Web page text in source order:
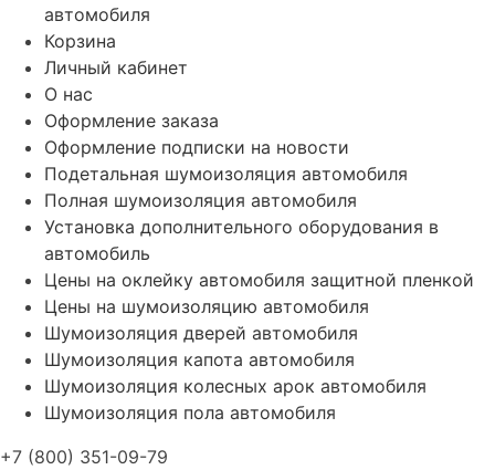
автомобиля
Корзина
Личный кабинет
О нас
Оформление заказа
Оформление подписки на новости
Подетальная шумоизоляция автомобиля
Полная шумоизоляция автомобиля
Установка дополнительного оборудования в
автомобиль
Цены на оклейку автомобиля защитной пленкой
Цены на шумоизоляцию автомобиля
Шумоизоляция дверей автомобиля
Шумоизоляция капота автомобиля
Шумоизоляция колесных арок автомобиля
Шумоизоляция пола автомобиля
+7 (800) 351-09-79